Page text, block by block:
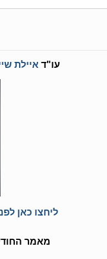
עו"ד איילת
ליחצו כאן
מאמר